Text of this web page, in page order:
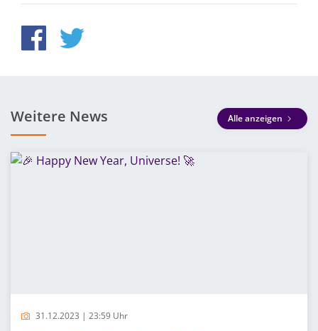
Weitere News Alle anzeigen
31.12.2023 | 23:59 Uhr